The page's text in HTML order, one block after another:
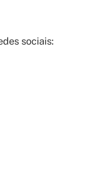
sociais: